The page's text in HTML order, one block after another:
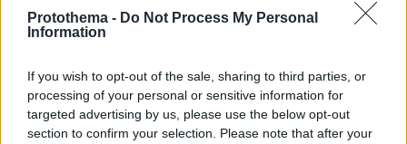
Protothema - Do Not Process My Personal
Information
If you wish to opt-out of the sale, sharing to third parties, or
processing of your personal or sensitive information for
targeted advertising by us, please use the below opt-out
section to confirm your selection. Please note that after your
Πώς θα ξεπεράσετε την κακή διάθεση
Έως και 3 μήνες το χρόνο περνάμε νιώθοντας
θλιμμένοι, σύμφωνα με μια νέα βρετανική
04.01.2024, 20:06